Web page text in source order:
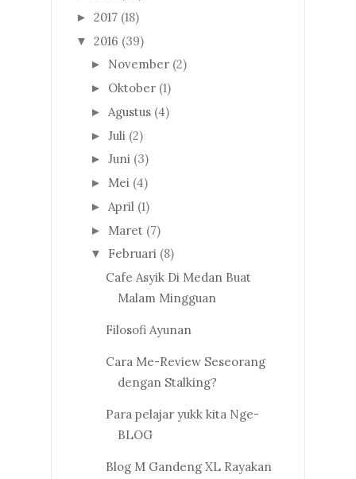
► 2017 (18)
▼ 2016 (39)
► November (2)
► Oktober (1)
► Agustus (4)
► Juli (2)
► Juni (3)
► Mei (4)
► April (1)
► Maret (7)
▼ Februari (8)
Cafe Asyik Di Medan Buat
Malam Mingguan
Filosofi Ayunan
Cara Me-Review Seseorang
dengan Stalking?
Para pelajar yukk kita Nge-
BLOG
Blog M Gandeng XL Rayakan